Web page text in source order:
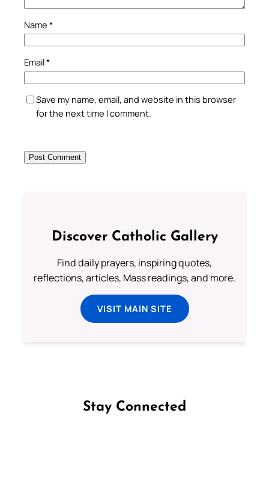
Name *
Email*
Save my name, email, and website in this browser
for the next time I comment.
Discover Catholic Gallery
Find daily prayers, inspiring quotes,
reflections, articles, Mass readings, and more.
VISIT MAIN SITE
Stay Connected